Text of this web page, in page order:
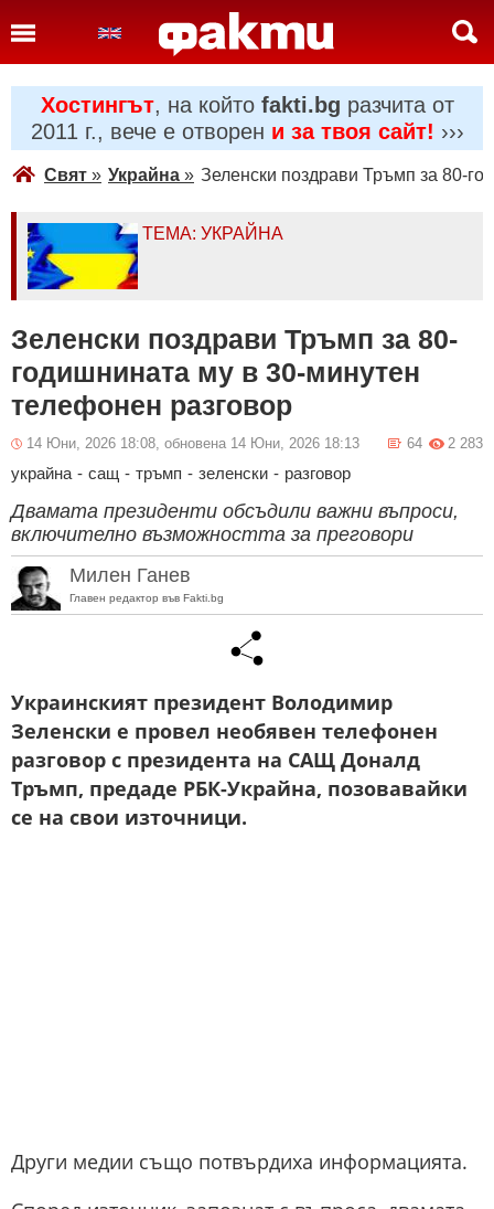
Хостингът, на който fakti.bg разчита от
2011 г., вече е отворен и за твоя сайт! ›››
Свят » Украйна » Зеленски поздрави Тръмп за 80-
ТЕМА: УКРАЙНА
Зеленски поздрави Тръмп за 80-
годишнината му в 30-минутен
телефонен разговор
14 Юни, 2026 18:08, обновена 14 Юни, 2026 18:13 2 283
64
украйна - сащ - тръмп - зеленски - разговор
Двамата президенти обсъдили важни въпроси,
включително възможността за преговори
Милен Ганев
Главен редактор във Fakti.bg
Украинският президент Володимир
Зеленски е провел необявен телефонен
разговор с президента на САЩ Доналд
Тръмп, предаде РБК-Украйна, позовавайки
се на свои източници.
Други медии също потвърдиха информацията.